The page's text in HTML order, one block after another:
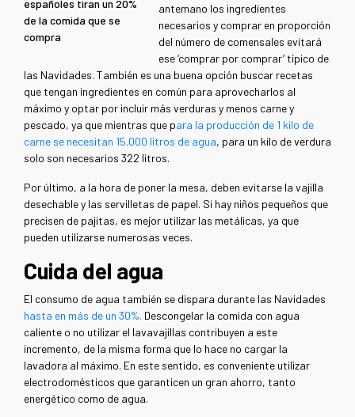
españoles tiran un 20%
de la comida que se
compra
antemano los ingredientes
necesarios y comprar en proporción
del número de comensales evitará
ese ‘comprar por comprar’ típico de
las Navidades. También es una buena opción buscar recetas
que tengan ingredientes en común para aprovecharlos al
máximo y optar por incluir más verduras y menos carne y
pescado, ya que mientras que para la producción de 1 kilo de
carne se necesitan 15.000 litros de agua, para un kilo de verdura
solo son necesarios 322 litros.
Por último, a la hora de poner la mesa, deben evitarse la vajilla
desechable y las servilletas de papel. Si hay niños pequeños que
precisen de pajitas, es mejor utilizar las metálicas, ya que
pueden utilizarse numerosas veces.
Cuida del agua
El consumo de agua también se dispara durante las Navidades
hasta en más de un 30%. Descongelar la comida con agua
caliente o no utilizar el lavavajillas contribuyen a este
incremento, de la misma forma que lo hace no cargar la
lavadora al máximo. En este sentido, es conveniente utilizar
electrodomésticos que garanticen un gran ahorro, tanto
energético como de agua.